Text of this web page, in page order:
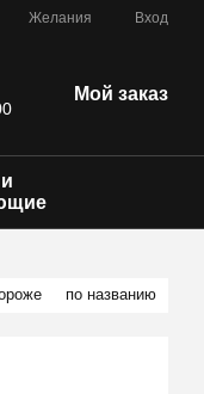
Желания Вход
Мой заказ
по названию